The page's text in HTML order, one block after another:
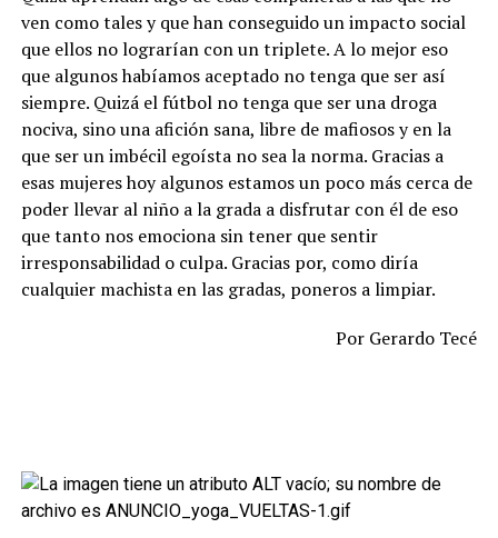
ven como tales y que han conseguido un impacto social
que ellos no lograrían con un triplete. A lo mejor eso
que algunos habíamos aceptado no tenga que ser así
siempre. Quizá el fútbol no tenga que ser una droga
nociva, sino una afición sana, libre de mafiosos y en la
que ser un imbécil egoísta no sea la norma. Gracias a
esas mujeres hoy algunos estamos un poco más cerca de
poder llevar al niño a la grada a disfrutar con él de eso
que tanto nos emociona sin tener que sentir
irresponsabilidad o culpa. Gracias por, como diría
cualquier machista en las gradas, poneros a limpiar.
Por Gerardo Tecé